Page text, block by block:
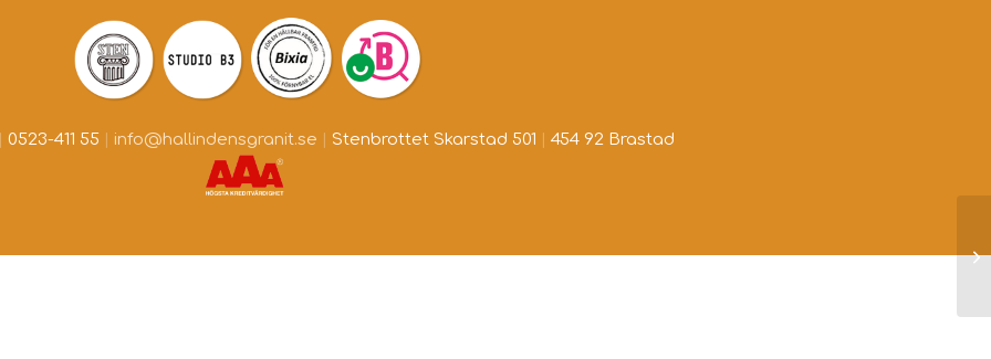
0523-411 55| info@hallindensgranit.se Stenbrottet Skarstad 501 454 92 Brastad